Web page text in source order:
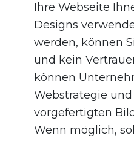
Ihre Webseite
Designs
werden, können
und kein
können
Webstrategie
vorgefertigten
Wenn möglich,